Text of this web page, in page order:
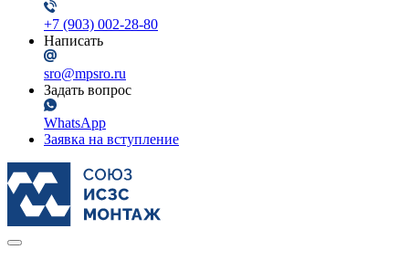
+7 (903) 002-28-80
Написать
sro@mpsro.ru
Задать вопрос
WhatsApp
Заявка на вступление